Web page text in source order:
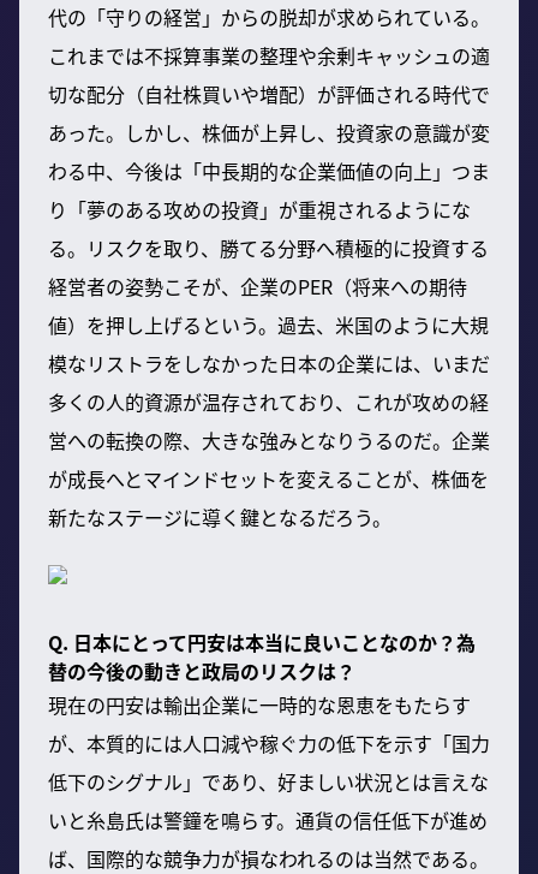
代の「守りの経営」からの脱却が求められている。
これまでは不採算事業の整理や余剰キャッシュの適
切な配分（自社株買いや増配）が評価される時代で
あった。しかし、株価が上昇し、投資家の意識が変
わる中、今後は「中長期的な企業価値の向上」つま
り「夢のある攻めの投資」が重視されるようにな
る。リスクを取り、勝てる分野へ積極的に投資する
経営者の姿勢こそが、企業のPER（将来への期待
値）を押し上げるという。過去、米国のように大規
模なリストラをしなかった日本の企業には、いまだ
多くの人的資源が温存されており、これが攻めの経
営への転換の際、大きな強みとなりうるのだ。企業
が成長へとマインドセットを変えることが、株価を
新たなステージに導く鍵となるだろう。
Q. 日本にとって円安は本当に良いことなのか？為
替の今後の動きと政局のリスクは？
現在の円安は輸出企業に一時的な恩恵をもたらす
が、本質的には人口減や稼ぐ力の低下を示す「国力
低下のシグナル」であり、好ましい状況とは言えな
いと糸島氏は警鐘を鳴らす。通貨の信任低下が進め
ば、国際的な競争力が損なわれるのは当然である。